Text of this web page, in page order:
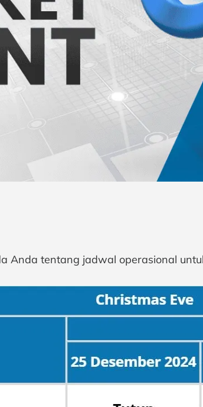
Anda tentang jadwal operasional